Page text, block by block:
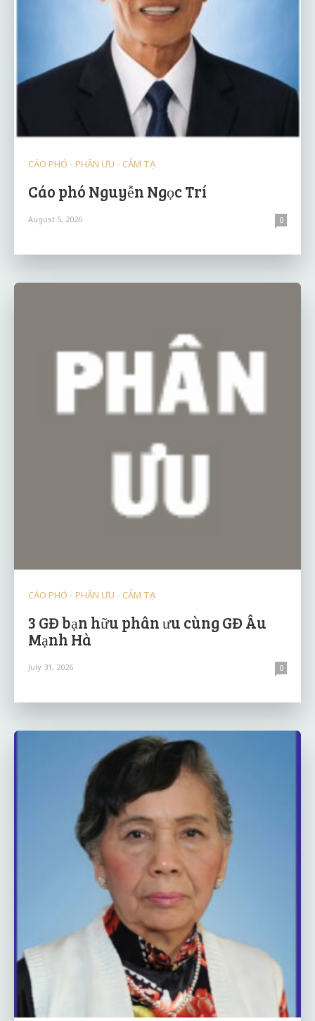
CÁO PHÓ - PHÂN ƯU - CẢM TẠ
Cáo phó Nguyễn Ngọc Trí
August 5, 2026 0
CÁO PHÓ - PHÂN ƯU - CẢM TẠ
3 GĐ bạn hữu phân ưu cùng GĐ Âu
Mạnh Hà
July 31, 2026 0